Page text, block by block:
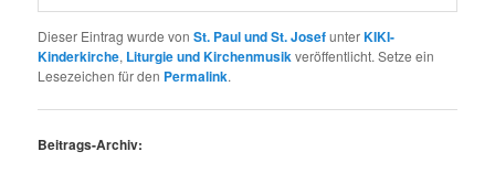
Dieser Eintrag wurde vonSt. Paul und St. JosefunterKIKI-
Kinderkirche, Liturgie und Kirchenmusikveröffentlicht. Setze ein
Lesezeichen für den Permalink.
Beitrags-Archiv: